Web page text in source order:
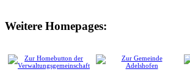
Weitere Homepages: